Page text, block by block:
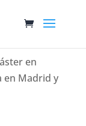
en
en Madrid y